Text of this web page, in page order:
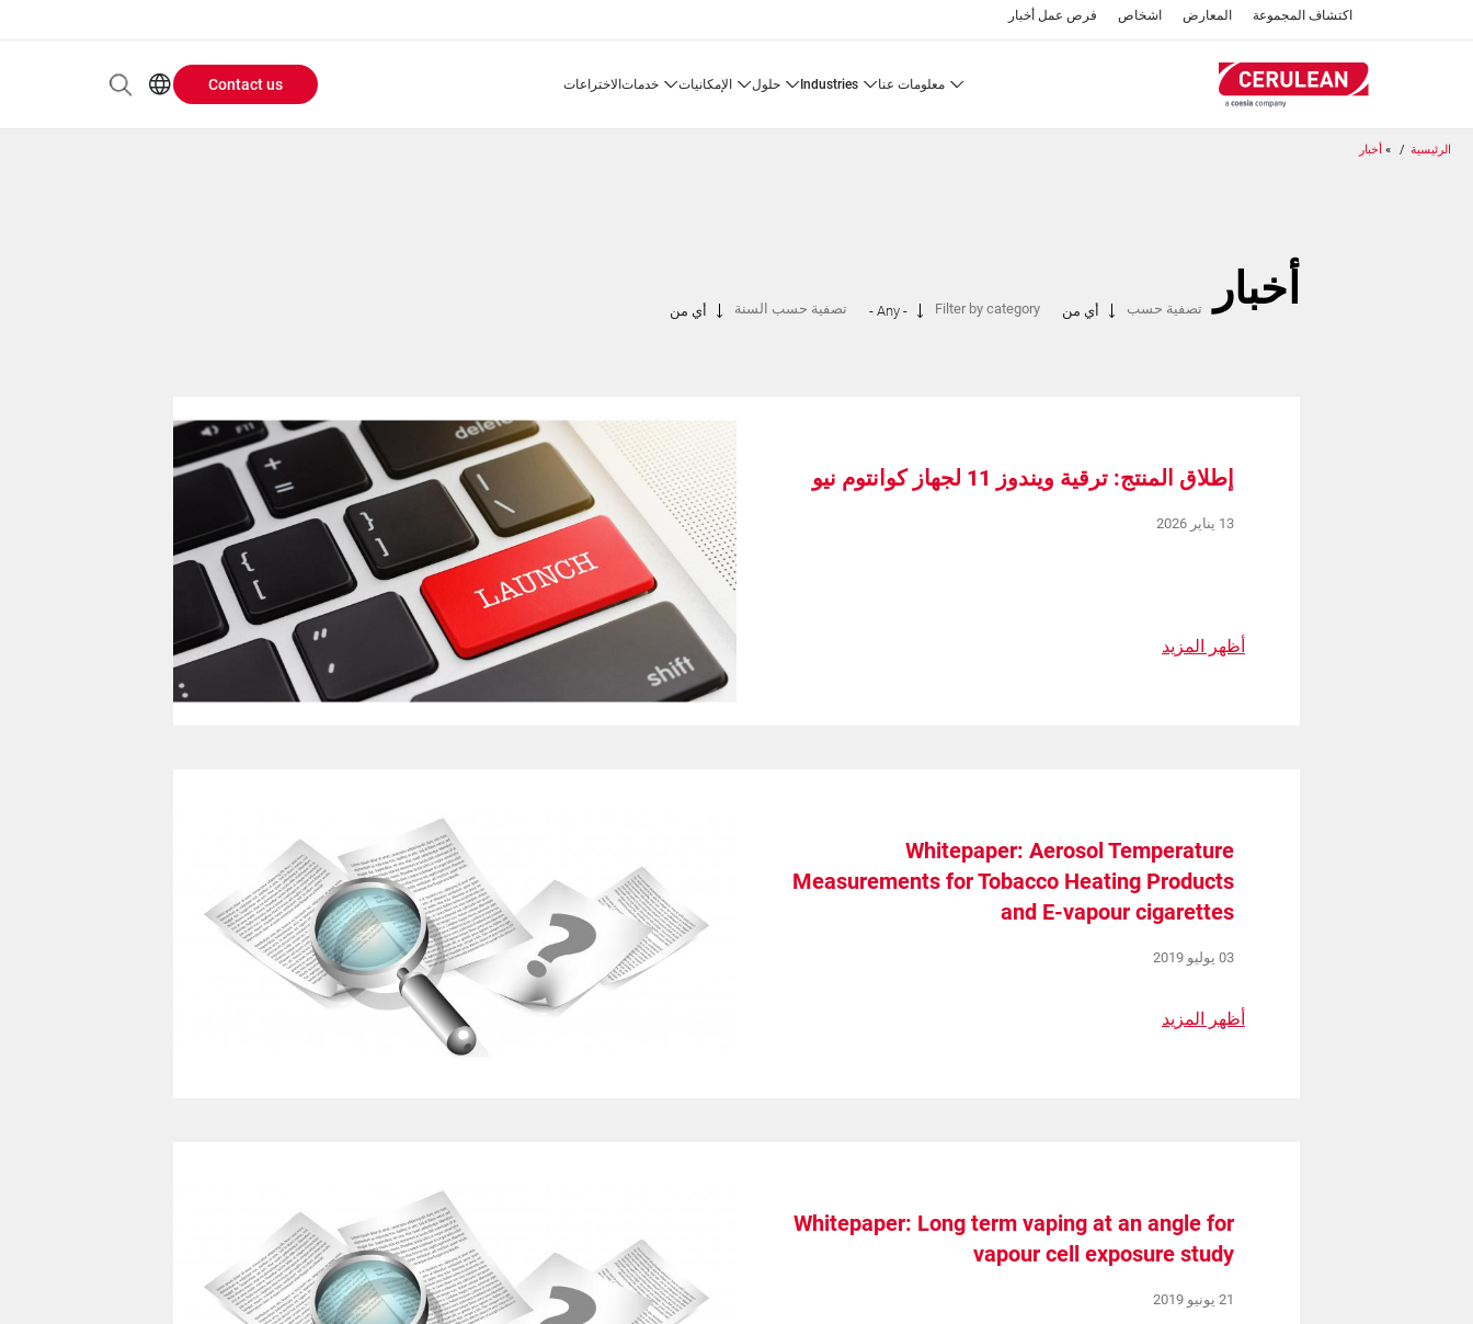
اكتشاف المجموعة المعارض اشخاص فرص عمل أخبار
معلومات عنا industries حلول الإمكانيات خدمات
Upgrade & Retrofits
الاختراعات
Header
Contact us
الرئيسية أخبار
أخبار تصفية حسب أي من Filter by category
- Any - تصفية حسب السنة أي من
إطلاق المنتج: ترقية ويندوز 11 لجهاز كوانتوم نيو
13 يناير 2026
أظهر المزيد
Whitepaper: Aerosol Temperature
Measurements for Tobacco Heating Products
and E-vapour cigarettes
03 يوليو 2019
أظهر المزيد
Whitepaper: Long term vaping at an angle for
vapour cell exposure study
21 يونيو 2019